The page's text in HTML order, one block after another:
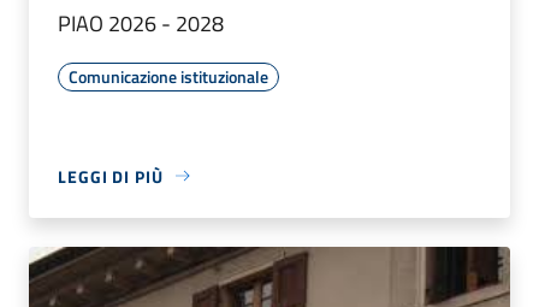
PIAO 2026 - 2028
Comunicazione istituzionale
LEGGI DI PIÙ